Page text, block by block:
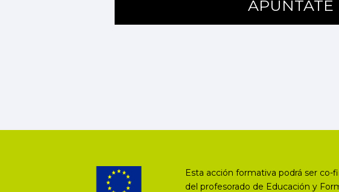
APÚNTATE
Esta acción formativa podrá ser co-
del profesorado de Educación y